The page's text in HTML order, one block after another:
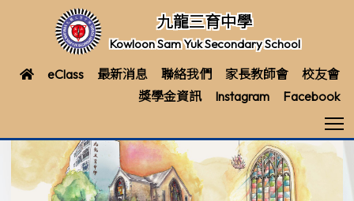
九龍三育中學
Kowloon Sam Yuk Secondary School
eClass 最新消息 聯絡我們 家長教師會
校友會
獎學金資訊
Instagram Facebook